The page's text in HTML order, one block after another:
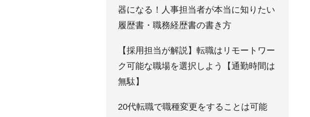
器になる！人事担当者が本当に知りたい
履歴書・職務経歴書の書き方
【採用担当が解説】転職はリモートワー
ク可能な職場を選択しよう【通勤時間は
無駄】
20代転職で職種変更をすることは可能